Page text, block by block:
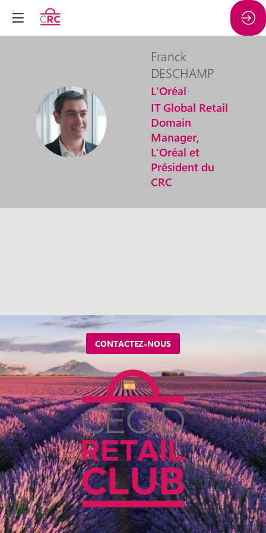
FD
Franck
DESCHAMP
L'Oréal
IT Global Retail
Domain
Manager,
L'Oréal et
Président du
CRC
CONTACTEZ-NOUS